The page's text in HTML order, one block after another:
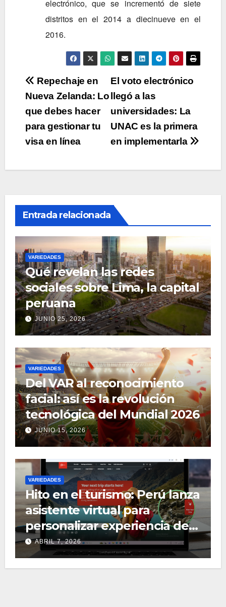
electrónico, que se incrementó de siete
distritos en el 2014 a diecinueve en el
2016.
Navegación
de
entradas
El voto electrónico
llegó a las
universidades: La
UNAC es la primera
en implementarla
Repechaje en
Nueva Zelanda: Lo
que debes hacer
para gestionar tu
visa en línea
Entrada relacionada
VARIEDADES
Qué revelan las redes
sociales sobre Lima, la capital
peruana
JUNIO 25, 2026
VARIEDADES
Del VAR al reconocimiento
facial: así es la revolución
tecnológica del Mundial 2026
JUNIO 15, 2026
VARIEDADES
Hito en el turismo: Perú lanza
asistente virtual para
personalizar experiencia de
viaje
ABRIL 7, 2026